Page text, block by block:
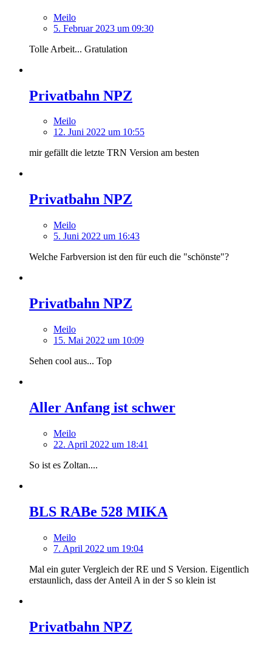
Meilo
5. Februar 2023 um 09:30
Tolle Arbeit... Gratulation
Privatbahn NPZ
Meilo
12. Juni 2022 um 10:55
mir gefällt die letzte TRN Version am besten
Privatbahn NPZ
Meilo
5. Juni 2022 um 16:43
Welche Farbversion ist den für euch die "schönste"?
Privatbahn NPZ
Meilo
15. Mai 2022 um 10:09
Sehen cool aus... Top
Aller Anfang ist schwer
Meilo
22. April 2022 um 18:41
So ist es Zoltan....
BLS RABe 528 MIKA
Meilo
7. April 2022 um 19:04
Mal ein guter Vergleich der RE und S Version. Eigentlich
erstaunlich, dass der Anteil A in der S so klein ist
Privatbahn NPZ